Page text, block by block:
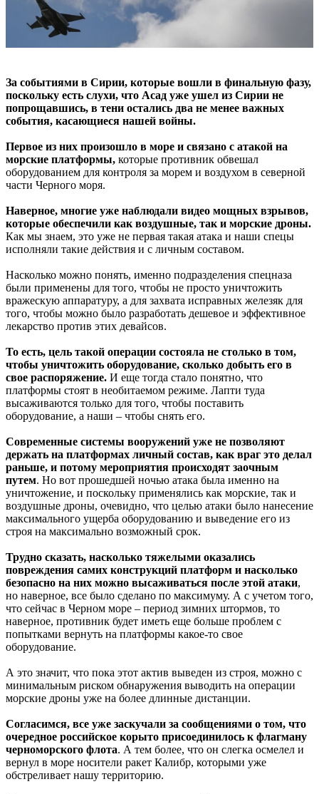
За событиями в Сирии, которые вошли в финальную фазу,
поскольку есть слухи, что Асад уже ушел из Сирии не
попрощавшись, в тени остались два не менее важных
события, касающиеся нашей войны.
Первое из них произошло в море и связано с атакой на
морские платформы, которые противник обвешал
оборудованием для контроля за морем и воздухом в северной
части Черного моря.
Наверное, многие уже наблюдали видео мощных взрывов,
которые обеспечили как воздушные, так и морские дроны.
Как мы знаем, это уже не первая такая атака и наши спецы
исполняли такие действия и с личным составом.
Насколько можно понять, именно подразделения спецназа
были применены для того, чтобы не просто уничтожить
вражескую аппаратуру, а для захвата исправных железяк для
того, чтобы можно было разработать дешевое и эффективное
лекарство против этих девайсов.
То есть, цель такой операции состояла не столько в том,
чтобы уничтожить оборудование, сколько добыть его в
свое распоряжение. И еще тогда стало понятно, что
платформы стоят в необитаемом режиме. Лапти туда
высаживаются только для того, чтобы поставить
оборудование, а наши – чтобы снять его.
Современные системы вооружений уже не позволяют
держать на платформах личный состав, как враг это делал
раньше, и потому мероприятия происходят заочным
путем. Но вот прошедшей ночью атака была именно на
уничтожение, и поскольку применялись как морские, так и
воздушные дроны, очевидно, что целью атаки было нанесение
максимального ущерба оборудованию и выведение его из
строя на максимально возможный срок.
Трудно сказать, насколько тяжелыми оказались
повреждения самих конструкций платформ и насколько
безопасно на них можно высаживаться после этой атаки,
но наверное, все было сделано по максимуму. А с учетом того,
что сейчас в Черном море – период зимних штормов, то
наверное, противник будет иметь еще больше проблем с
попытками вернуть на платформы какое-то свое
оборудование.
А это значит, что пока этот актив выведен из строя, можно с
минимальным риском обнаружения выводить на операции
морские дроны уже на более длинные дистанции.
Согласимся, все уже заскучали за сообщениями о том, что
очередное российское корыто присоединилось к флагману
черноморского флота. А тем более, что он слегка осмелел и
вернул в море носители ракет Калибр, которыми уже
обстреливает нашу территорию.